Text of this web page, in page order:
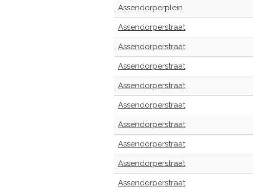
Assendorperplein
Assendorperstraat
Assendorperstraat
Assendorperstraat
Assendorperstraat
Assendorperstraat
Assendorperstraat
Assendorperstraat
Assendorperstraat
Assendorperstraat